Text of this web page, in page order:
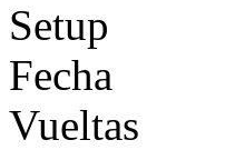
Setup
Fecha
Vueltas